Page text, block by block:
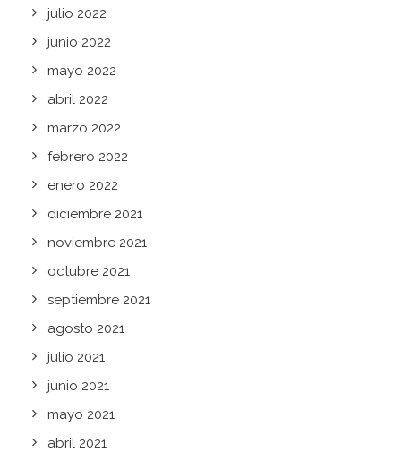
julio 2022
junio 2022
mayo 2022
abril 2022
marzo 2022
febrero 2022
enero 2022
diciembre 2021
noviembre 2021
octubre 2021
septiembre 2021
agosto 2021
julio 2021
junio 2021
mayo 2021
abril 2021